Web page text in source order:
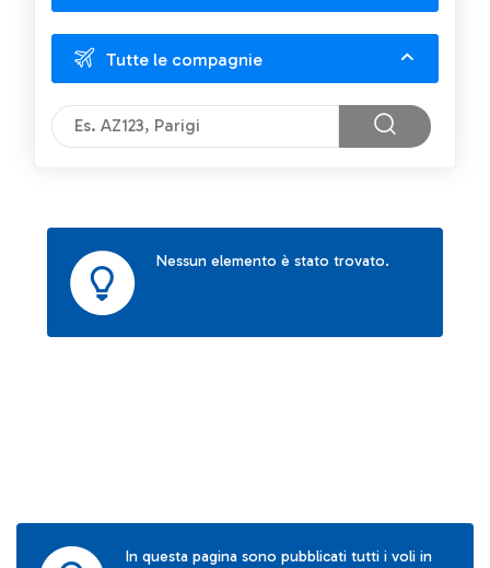
Tutte le compagnie
Nessun elemento è stato trovato.
In questa pagina sono pubblicati tutti i voli in